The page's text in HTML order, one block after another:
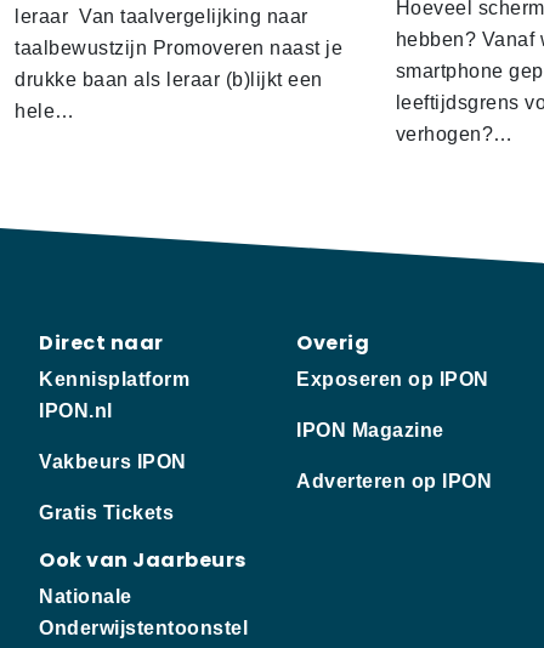
leraar Van taalvergelijking naar
taalbewustzijn Promoveren naast je
drukke baan als leraar (b)lijkt een
hele…
Hoeveel
hebben?
smartphone
leeftijdsgrens
verhogen?…
Direct naar
Kennisplatform
IPON.nl
Vakbeurs IPON
Gratis Tickets
Ook van Jaarbeurs
Nationale
Onderwijstentoonstel
Overig
Exposeren op IPON
IPON Magazine
Adverteren op IPON